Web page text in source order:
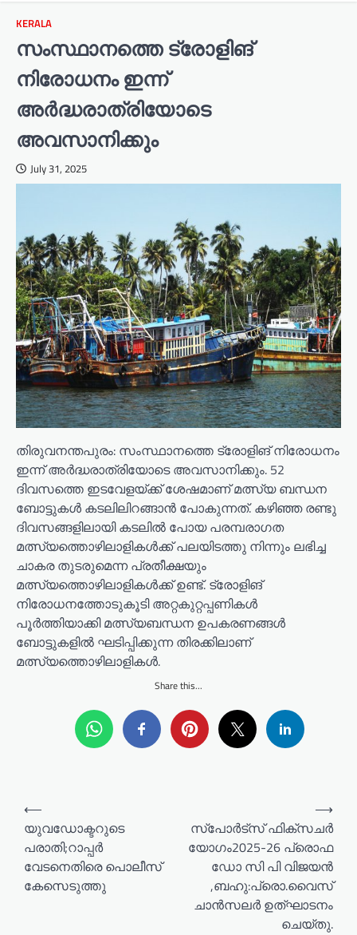
KERALA
സംസ്ഥാനത്തെ ട്രോളിങ്
നിരോധനം ഇന്ന്
അർദ്ധരാത്രിയോടെ
അവസാനിക്കും
July 31, 2025
തിരുവനന്തപുരം: സംസ്ഥാനത്തെ ട്രോളിങ് നിരോധനം
ഇന്ന് അർദ്ധരാത്രിയോടെ അവസാനിക്കും. 52
ദിവസത്തെ ഇടവേളയ്ക്ക് ശേഷമാണ് മത്സ്യ ബന്ധന
ബോട്ടുകൾ കടലിലിറങ്ങാൻ പോകുന്നത്. കഴിഞ്ഞ രണ്ടു
ദിവസങ്ങളിലായി കടലിൽ പോയ പരമ്പരാഗത
മത്സ്യത്തൊഴിലാളികൾക്ക് പലയിടത്തു നിന്നും ലഭിച്ച
ചാകര തുടരുമെന്ന പ്രതീക്ഷയും
മത്സ്യത്തൊഴിലാളികൾക്ക് ഉണ്ട്. ട്രോളിങ്
നിരോധനത്തോടുകൂടി അറ്റകുറ്റപ്പണികൾ
പൂർത്തിയാക്കി മത്സ്യബന്ധന ഉപകരണങ്ങൾ
ബോട്ടുകളിൽ ഘടിപ്പിക്കുന്ന തിരക്കിലാണ്
മത്സ്യത്തൊഴിലാളികൾ.
Share this...
P⟵
യുവഡോക്ടറുടെ
പരാതി;റാപ്പർ
വേടനെതിരെ പൊലീസ്
കേസെടുത്തു
സ്പോർട്സ് ഫിക്‌സചർ
യോഗം2025-26 പ്രൊഫ
ഡോ സി പി വിജയൻ
,ബഹു:പ്രൊ.വൈസ്
ചാൻസലർ ഉത്‌ഘാടനം
ചെയ്‌തു.
⟶